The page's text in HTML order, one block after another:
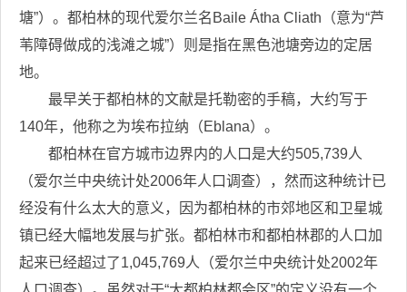
塘”）。都柏林的现代爱尔兰名Baile Átha Cliath（意为“芦
苇障碍做成的浅滩之城”）则是指在黑色池塘旁边的定居
地。
最早关于都柏林的文献是托勒密的手稿，大约写于
140年，他称之为埃布拉纳（Eblana）。
都柏林在官方城市边界内的人口是大约505,739人
（爱尔兰中央统计处2006年人口调查），然而这种统计已
经没有什么太大的意义，因为都柏林的市郊地区和卫星城
镇已经大幅地发展与扩张。都柏林市和都柏林郡的人口加
起来已经超过了1,045,769人（爱尔兰中央统计处2002年